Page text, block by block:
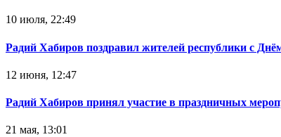
10 июля, 22:49
Радий Хабиров поздравил жителей республики с
12 июня, 12:47
Радий Хабиров принял участие в праздничных
21 мая, 13:01